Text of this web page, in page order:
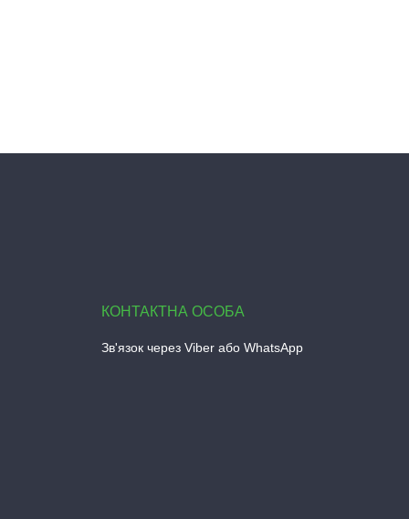
Зв'язок через Viber або WhatsApp